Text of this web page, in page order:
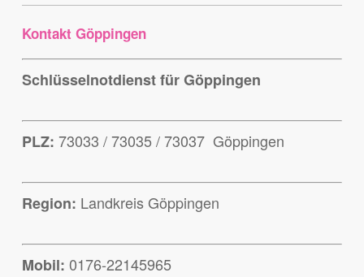
Kontakt Göppingen
Schlüsselnotdienst für Göppingen
PLZ: 73033 / 73035 / 73037 Göppingen
Region: Landkreis Göppingen
Mobil: 0176-22145965